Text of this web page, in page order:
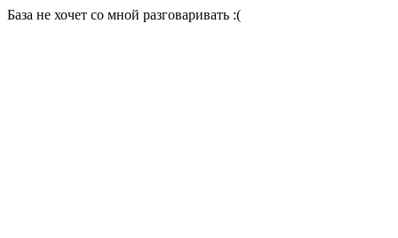
База не хочет со мной разговаривать :(